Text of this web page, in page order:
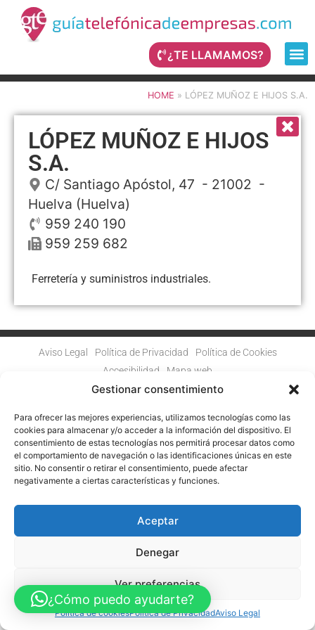
Gestionar consentimiento
Para ofrecer las mejores experiencias, utilizamos tecnologías como las
cookies para almacenar y/o acceder a la información del dispositivo. El
consentimiento de estas tecnologías nos permitirá procesar datos como
el comportamiento de navegación o las identificaciones únicas en este
sitio. No consentir o retirar el consentimiento, puede afectar
negativamente a ciertas características y funciones.
Aceptar
Denegar
Ver preferencias
Política de cookiesPolítica de PrivacidadAviso Legal
¿TE LLAMAMOS?
HOME » LÓPEZ MUÑOZ E HIJOS S.A.
LÓPEZ MUÑOZ E HIJOS
S.A.
C/ Santiago Apóstol, 47 - 21002 -
Huelva (Huelva)
959 240 190
959 259 682
Ferretería y suministros industriales.
Aviso Legal Política de Privacidad
Política de Cookies
Accesibilidad
Mapa web
FINANCIADO POR LA UNIÓN EUROPEA CON EL PROGRAMA KIT
DIGITAL POR LOS FONDOS NEXT GENERATION (EU) DEL
© Guia Telefónica de Empresas – Todos los derechos reservados.
¿Cómo puedo ayudarte?